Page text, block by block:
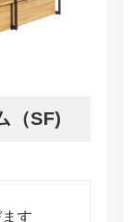
（SF)
す